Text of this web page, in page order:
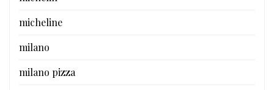
micheline
milano
milano pizza